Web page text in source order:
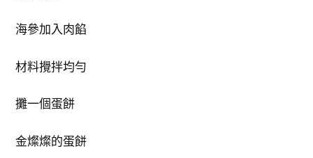
海參加入肉餡
材料攪拌均勻
攤一個蛋餅
金燦燦的蛋餅